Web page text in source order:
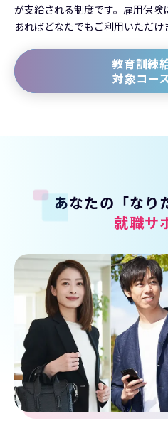
が支給される制度です。雇用保
あればどなたでもご利用いただけ
教育訓練
対象コー
あなたの「なり
就職サ